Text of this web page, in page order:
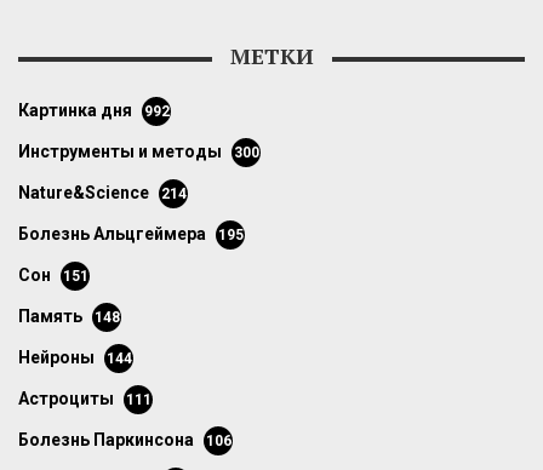
МЕТКИ
картинка дня 992
инструменты и методы 300
Nature&Science 214
болезнь Альцгеймера 195
сон 151
память 148
нейроны 144
астроциты 111
болезнь Паркинсона 106